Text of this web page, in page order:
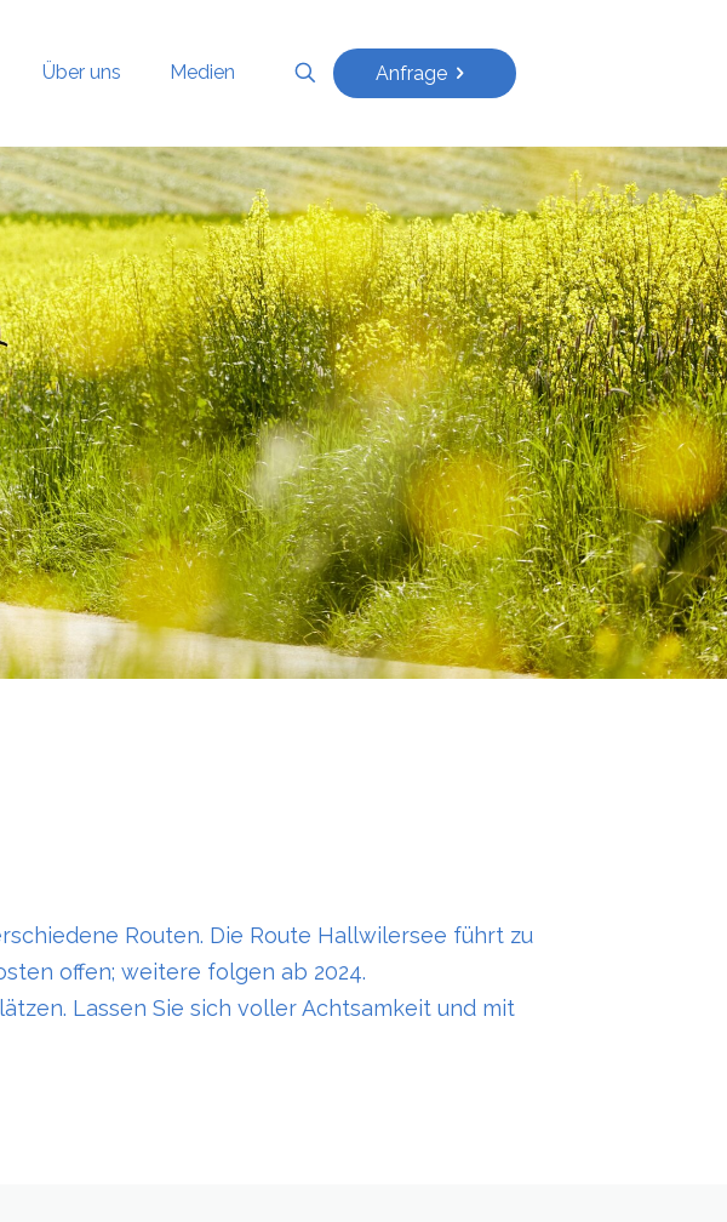
Über uns Medien Anfrage
Routen. Die Route Hallwilersee führt zu
offen; weitere folgen ab 2024.
Lassen Sie sich voller Achtsamkeit und mit